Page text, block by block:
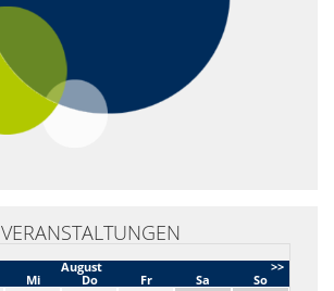
VERANSTALTUNGEN
>>
August
Mi Do Fr Sa
So